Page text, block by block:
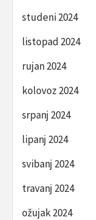
studeni 2024
listopad 2024
rujan 2024
kolovoz 2024
srpanj 2024
lipanj 2024
svibanj 2024
travanj 2024
ožujak 2024